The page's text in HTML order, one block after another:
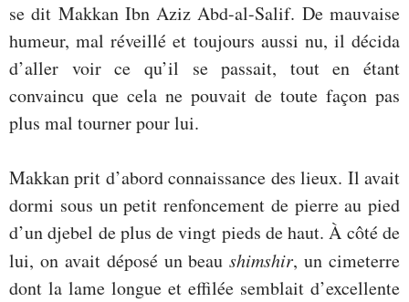
se dit Makkan Ibn Aziz Abd-al-Salif. De mauvaise
humeur, mal réveillé et toujours aussi nu, il décida
d’aller voir ce qu’il se passait, tout en étant
convaincu que cela ne pouvait de toute façon pas
plus mal tourner pour lui.
Makkan prit d’abord connaissance des lieux. Il avait
dormi sous un petit renfoncement de pierre au pied
d’un djebel de plus de vingt pieds de haut. À côté de
lui, on avait déposé un beaushimshir, un cimeterre
dont la lame longue et effilée semblait d’excellente